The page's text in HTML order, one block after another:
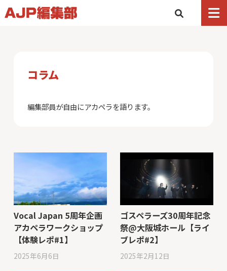
コラム
編集部員が自由にアカペラを語ります。
Vocal Japan 5周年企画
アカペラワークショップ
【体験レポ#1】
2025年6月6日
ゴスペラーズ30周年記念
祭@大阪城ホール【ライ
ブレポ#2】
2025年2月12日